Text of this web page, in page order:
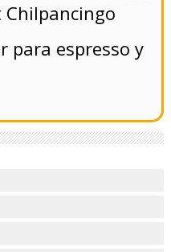
para espresso y